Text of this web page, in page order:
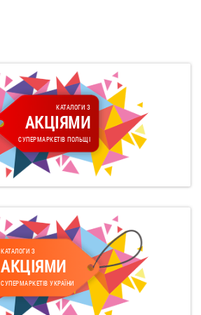
КАТАЛОГИ З
АКЦІЯМИ
СУПЕРМАРКЕТІВ ПОЛЬЩІ
КАТАЛОГИ З
АКЦІЯМИ
СУПЕРМАРКЕТІВ УКРАЇНИ